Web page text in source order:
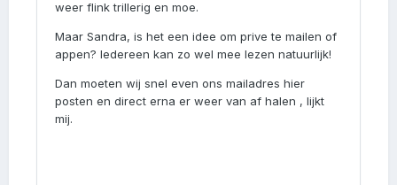
weer flink trillerig en moe.
Maar Sandra, is het een idee om prive te mailen of
appen? Iedereen kan zo wel mee lezen natuurlijk!
Dan moeten wij snel even ons mailadres hier
posten en direct erna er weer van af halen , lijkt
mij.